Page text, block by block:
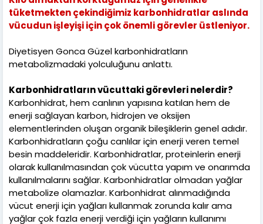
tüketmekten çekindiğimiz karbonhidratlar aslında
vücudun işleyişi için çok önemli görevler üstleniyor.
Diyetisyen Gonca Güzel karbonhidratların
metabolizmadaki yolculuğunu anlattı.
Karbonhidratların vücuttaki görevleri nelerdir?
Karbonhidrat, hem canlının yapısına katılan hem de
enerji sağlayan karbon, hidrojen ve oksijen
elementlerinden oluşan organik bileşiklerin genel adıdır.
Karbonhidratların çoğu canlılar için enerji veren temel
besin maddeleridir. Karbonhidratlar, proteinlerin enerji
olarak kullanılmasından çok vücutta yapım ve onarımda
kullanılmalarını sağlar. Karbonhidratlar olmadan yağlar
metabolize olamazlar. Karbonhidrat alınmadığında
vücut enerji için yağları kullanmak zorunda kalır ama
yağlar çok fazla enerji verdiği için yağların kullanımı